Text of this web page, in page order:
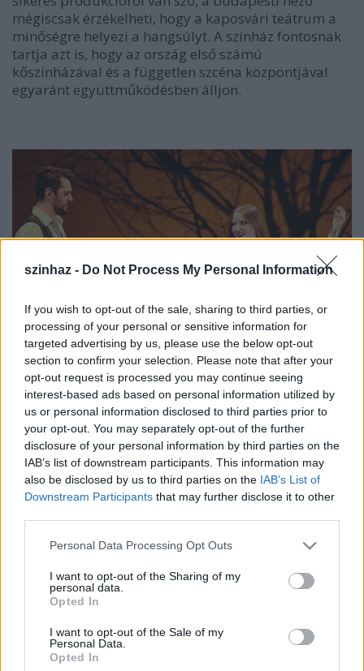
szinhaz - Do Not Process My Personal Information
If you wish to opt-out of the sale, sharing to third parties, or
processing of your personal or sensitive information for
targeted advertising by us, please use the below opt-out
section to confirm your selection. Please note that after your
opt-out request is processed you may continue seeing
interest-based ads based on personal information utilized by
us or personal information disclosed to third parties prior to
your opt-out. You may separately opt-out of the further
disclosure of your personal information by third parties on the
IAB’s list of downstream participants. This information may
also be disclosed by us to third parties on the IAB’s List of
Downstream Participants that may further disclose it to other
Please note that this website/app uses one or more Google
not limited to your visit or usage behaviour. You may click to
grant or deny consent to Google and its third-party tags to
use your data for below specified purposes in below Google
consent section.
Personal Data Processing Opt Outs
I want to opt-out of the Sharing of my
personal data.
Opted In
I want to opt-out of the Sale of my
Personal Data.
Opted In
mégiscsak érzékelheti, hogy a kaposvári teátrum a
minőségre helyezi a hangsúlyt. A színház fontosnak
tartja azt is, hogy az ország első számú
kőszínházával és a független szcéna központjával
egyaránt együttműködésben álljon.
Cigánytábor az égbe megy (Fotó: Memlaur Imre)
A művészeti vezető felidézte, hogy a Cigánytábor az
égbe megycímű előadásban szereplő Söndörgő
együttes megkapta a legjobb színházi zenéért járó
díjat a Városmajori Színházi Szemlén. A romantikus,
szenvedélyes mesének különleges ízt ad az előadás
szerves részét képező, élőben játszó zenekar